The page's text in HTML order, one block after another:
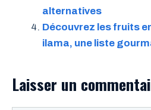
alternatives
Découvrez les fruits
ilama, une liste
Laisser un